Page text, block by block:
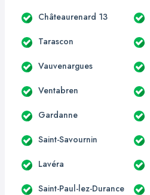
Châteaurenard 13
Tarascon
Vauvenargues
Ventabren
Gardanne
Saint-Savournin
Lavéra
Saint-Paul-lez-Durance